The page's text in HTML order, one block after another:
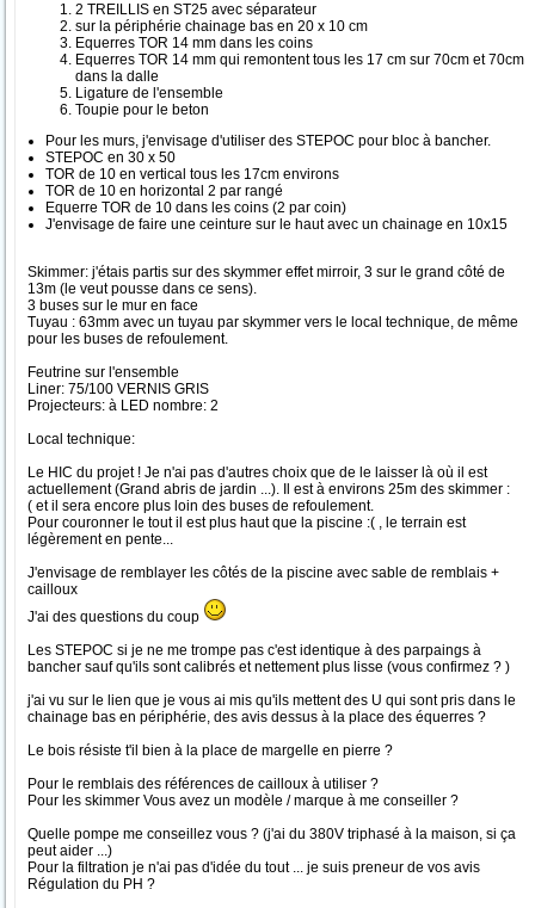
2 TREILLIS en ST25 avec séparateur
sur la périphérie chainage bas en 20 x 10 cm
Equerres TOR 14 mm dans les coins
Equerres TOR 14 mm qui remontent tous les 17 cm sur 70cm et 70cm
dans la dalle
Ligature de l'ensemble
Toupie pour le beton
Pour les murs, j'envisage d'utiliser des STEPOC pour bloc à bancher.
STEPOC en 30 x 50
TOR de 10 en vertical tous les 17cm environs
TOR de 10 en horizontal 2 par rangé
Equerre TOR de 10 dans les coins (2 par coin)
J'envisage de faire une ceinture sur le haut avec un chainage en 10x15
Skimmer: j'étais partis sur des skymmer effet mirroir, 3 sur le grand côté de
13m (le veut pousse dans ce sens).
3 buses sur le mur en face
Tuyau : 63mm avec un tuyau par skymmer vers le local technique, de même
pour les buses de refoulement.
Feutrine sur l'ensemble
Liner: 75/100 VERNIS GRIS
Projecteurs: à LED nombre: 2
Local technique:
Le HIC du projet ! Je n'ai pas d'autres choix que de le laisser là où il est
actuellement (Grand abris de jardin ...). Il est à environs 25m des skimmer :
( et il sera encore plus loin des buses de refoulement.
Pour couronner le tout il est plus haut que la piscine :( , le terrain est
légèrement en pente...
J'envisage de remblayer les côtés de la piscine avec sable de remblais +
cailloux
J'ai des questions du coup
Les STEPOC si je ne me trompe pas c'est identique à des parpaings à
bancher sauf qu'ils sont calibrés et nettement plus lisse (vous confirmez ? )
j'ai vu sur le lien que je vous ai mis qu'ils mettent des U qui sont pris dans le
chainage bas en périphérie, des avis dessus à la place des équerres ?
Le bois résiste t'il bien à la place de margelle en pierre ?
Pour le remblais des références de cailloux à utiliser ?
Pour les skimmer Vous avez un modèle / marque à me conseiller ?
Quelle pompe me conseillez vous ? (j'ai du 380V triphasé à la maison, si ça
peut aider ...)
Pour la filtration je n'ai pas d'idée du tout ... je suis preneur de vos avis
Régulation du PH ?